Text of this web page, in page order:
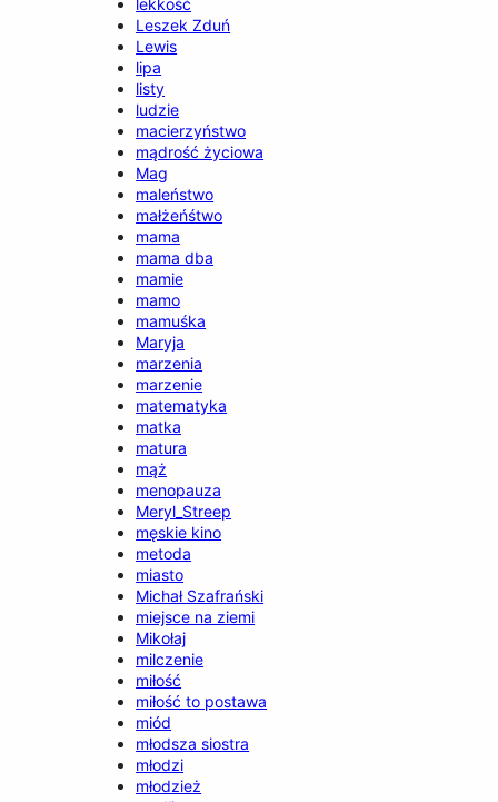
Leszek Zduń
Lewis
lipa
listy
ludzie
macierzyństwo
mądrość życiowa
Mag
maleństwo
małżeńśtwo
mama
mama dba
mamie
mamo
mamuśka
Maryja
marzenia
marzenie
matematyka
matka
matura
mąż
menopauza
Meryl_Streep
męskie kino
metoda
miasto
Michał Szafrański
miejsce na ziemi
Mikołaj
milczenie
miłość
miłość to postawa
miód
młodsza siostra
młodzi
młodzież